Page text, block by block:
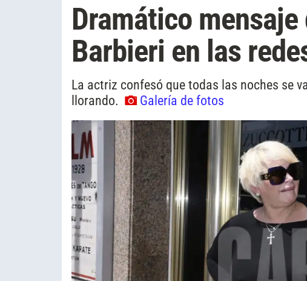
Dramático mensaje
Barbieri en las
La actriz confesó que todas las noches se
llorando.
Galería de fotos